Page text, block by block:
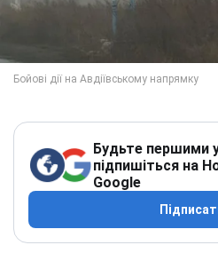
Будьте першими
підпишіться на
Google